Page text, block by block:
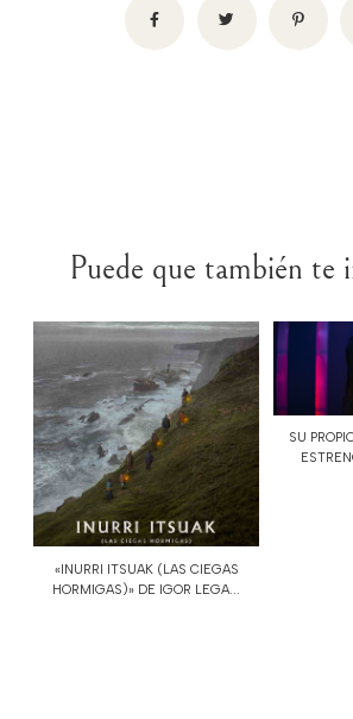
Puede que también te
«INURRI ITSUAK (LAS CIEGAS
HORMIGAS)» DE IGOR LEGA...
SU